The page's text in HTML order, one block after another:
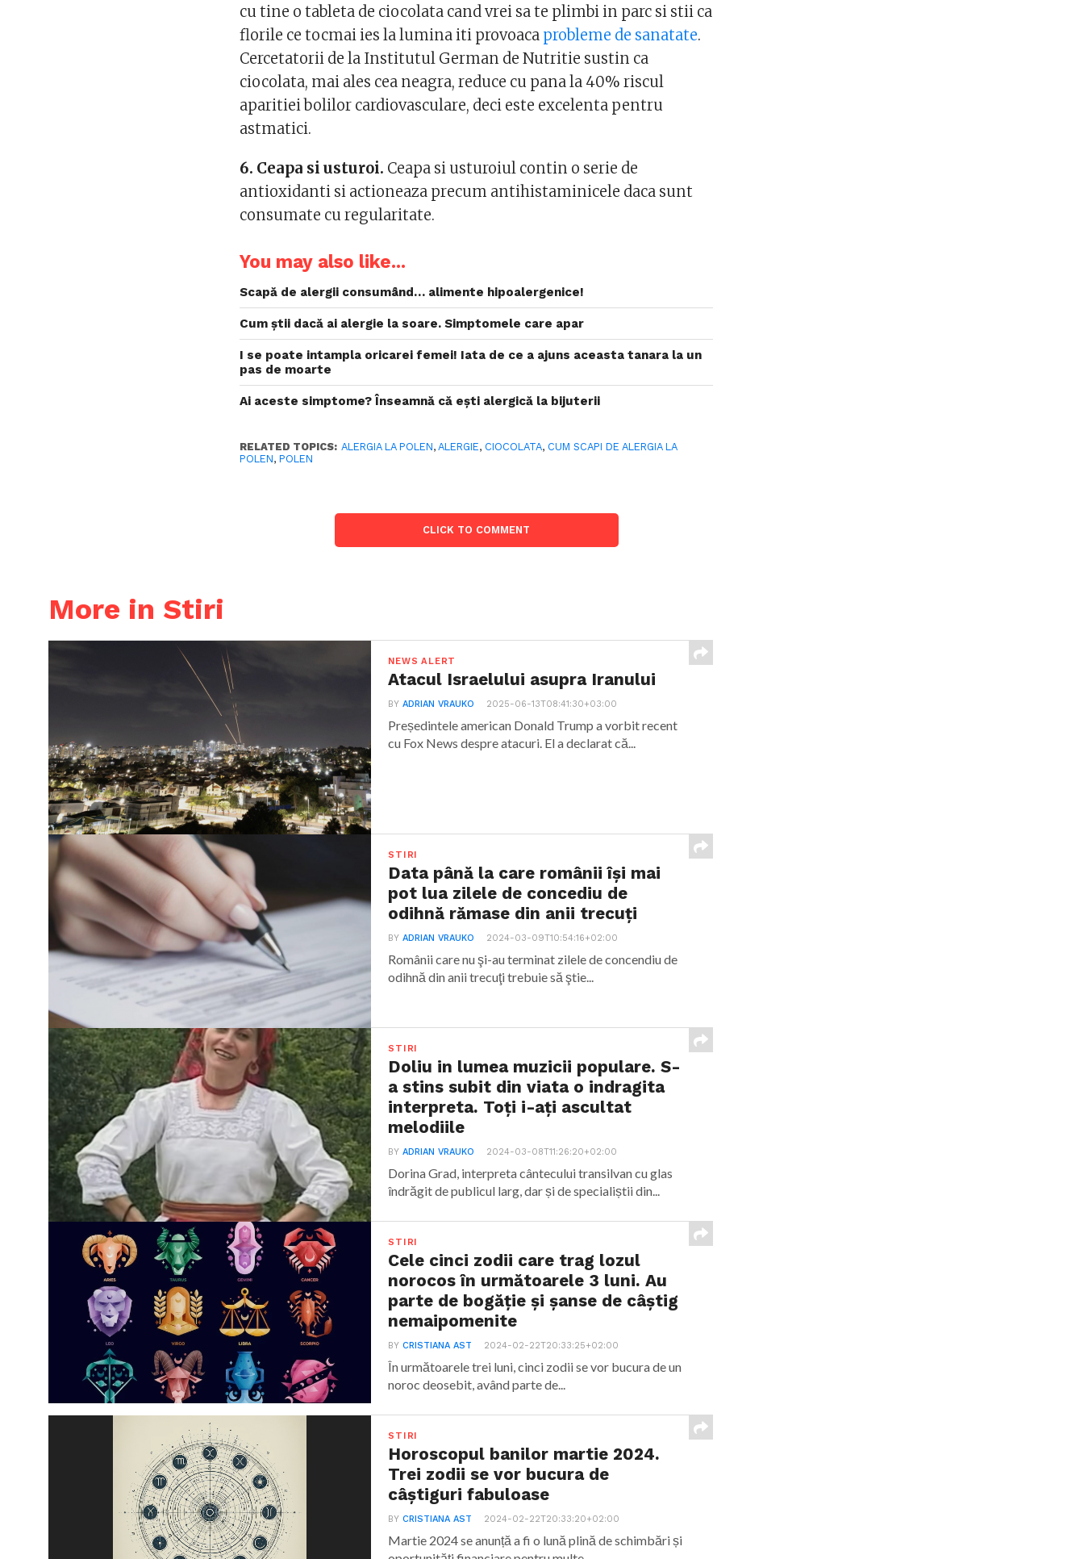
cu tine o tableta de ciocolata cand vrei sa te plimbi in parc si stii ca
florile ce tocmai ies la lumina iti provoaca probleme de sanatate.
Cercetatorii de la Institutul German de Nutritie sustin ca
ciocolata, mai ales cea neagra, reduce cu pana la 40% riscul
aparitiei bolilor cardiovasculare, deci este excelenta pentru
astmatici.
6. Ceapa si usturoi. Ceapa si usturoiul contin o serie de
antioxidanti si actioneaza precum antihistaminicele daca sunt
consumate cu regularitate.
You may also like...
Scapă de alergii consumând… alimente hipoalergenice!
Cum știi dacă ai alergie la soare. Simptomele care apar
I se poate intampla oricarei femei! Iata de ce a ajuns aceasta tanara la un
pas de moarte
Ai aceste simptome? Înseamnă că ești alergică la bijuterii
RELATED TOPICS: ALERGIA LA POLEN,ALERGIE, CIOCOLATA, CUM SCAPI DE ALERGIA LA
POLEN,POLEN
CLICK TO COMMENT
More in Stiri
NEWS ALERT
Atacul Israelului asupra Iranului
BYADRIAN VRAUKO 2025-06-13T08:41:30+03:00
Președintele american Donald Trump a vorbit recent
cu Fox News despre atacuri. El a declarat că...
STIRI
Data până la care românii îşi mai
pot lua zilele de concediu de
odihnă rămase din anii trecuţi
BYADRIAN VRAUKO 2024-03-09T10:54:16+02:00
Românii care nu şi-au terminat zilele de concendiu de
odihnă din anii trecuţi trebuie să ştie...
STIRI
Doliu in lumea muzicii populare. S-
a stins subit din viata o indragita
interpreta. Toți i-ați ascultat
melodiile
BYADRIAN VRAUKO 2024-03-08T11:26:20+02:00
Dorina Grad, interpreta cântecului transilvan cu glas
îndrăgit de publicul larg, dar și de specialiștii din...
STIRI
Cele cinci zodii care trag lozul
norocos în următoarele 3 luni. Au
parte de bogăție și șanse de câștig
nemaipomenite
BYCRISTIANA AST 2024-02-22T20:33:25+02:00
În următoarele trei luni, cinci zodii se vor bucura de un
noroc deosebit, având parte de...
STIRI
Horoscopul banilor martie 2024.
Trei zodii se vor bucura de
câștiguri fabuloase
BYCRISTIANA AST 2024-02-22T20:33:20+02:00
Martie 2024 se anunță a fi o lună plină de schimbări și